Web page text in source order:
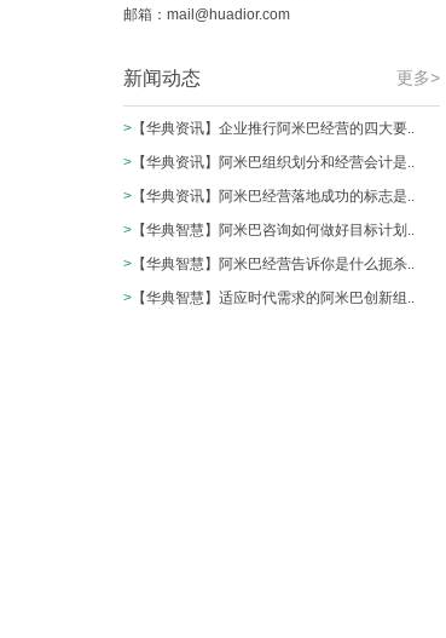
邮箱： mail@huadior.com
更多>
新闻动态
> 【华典资讯】企业推行阿米巴经营的四大要..
> 【华典资讯】阿米巴组织划分和经营会计是..
> 【华典资讯】阿米巴经营落地成功的标志是..
> 【华典智慧】阿米巴咨询如何做好目标计划..
> 【华典智慧】阿米巴经营告诉你是什么扼杀..
> 【华典智慧】适应时代需求的阿米巴创新组..